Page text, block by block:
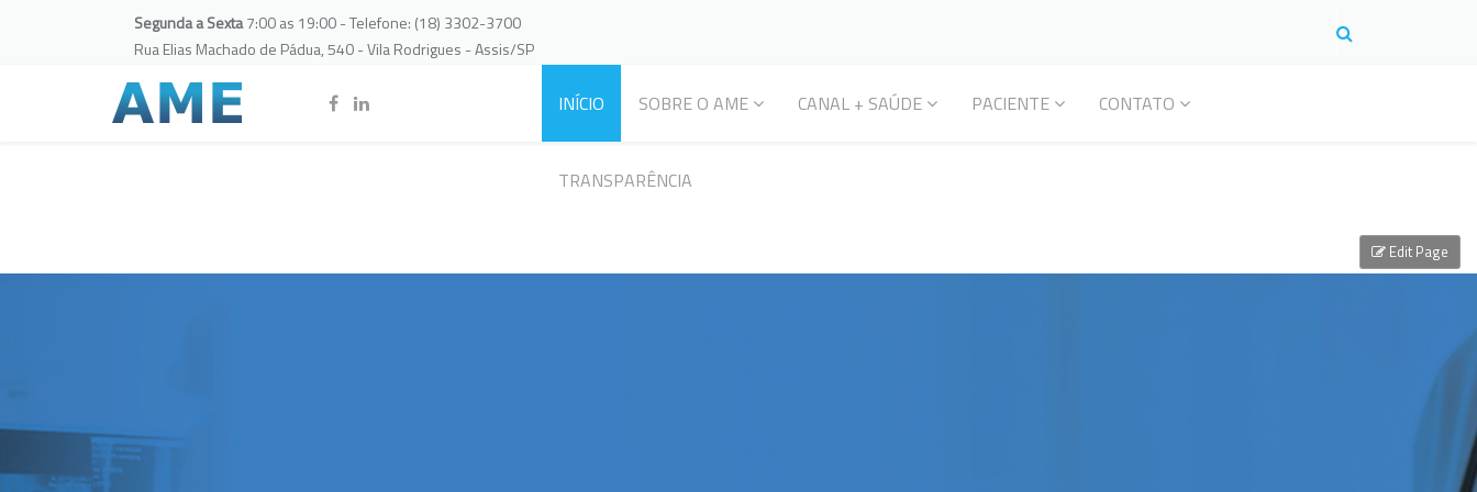
Segunda a Sexta7:00 as 19:00 - Telefone: (18) 3302-3700
Rua Elias Machado de Pádua, 540 - Vila Rodrigues - Assis/SP
INÍCIO SOBRE O AME CANAL + SAÚDE PACIENTE CONTATO
TRANSPARÊNCIA
Edit Page